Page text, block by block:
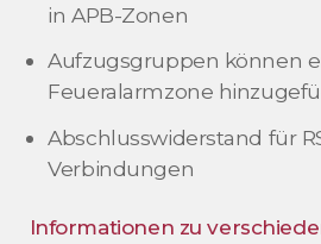
in APB-Zonen
Aufzugsgruppen können
Feueralarmzone
Abschlusswiderstand für
Verbindungen
Informationen zu